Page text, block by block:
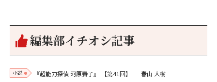
編集部イチオシ記事
小説 『超能力探偵 河原賽子』 【第41回】 春山 大樹